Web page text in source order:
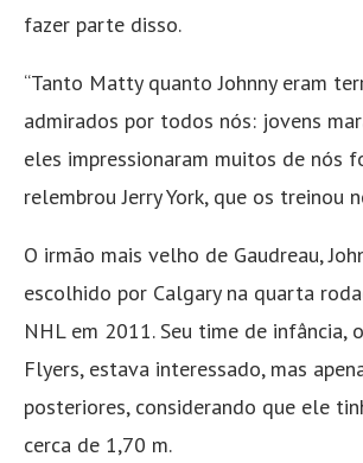
fazer parte disso.
“Tanto Matty quanto Johnny eram
admirados por todos nós: jovens
eles impressionaram muitos de nós
relembrou Jerry York, que os treinou
O irmão mais velho de Gaudreau,
escolhido por Calgary na quarta
NHL em 2011. Seu time de infância,
Flyers, estava interessado, mas
posteriores, considerando que ele
cerca de 1,70 m.